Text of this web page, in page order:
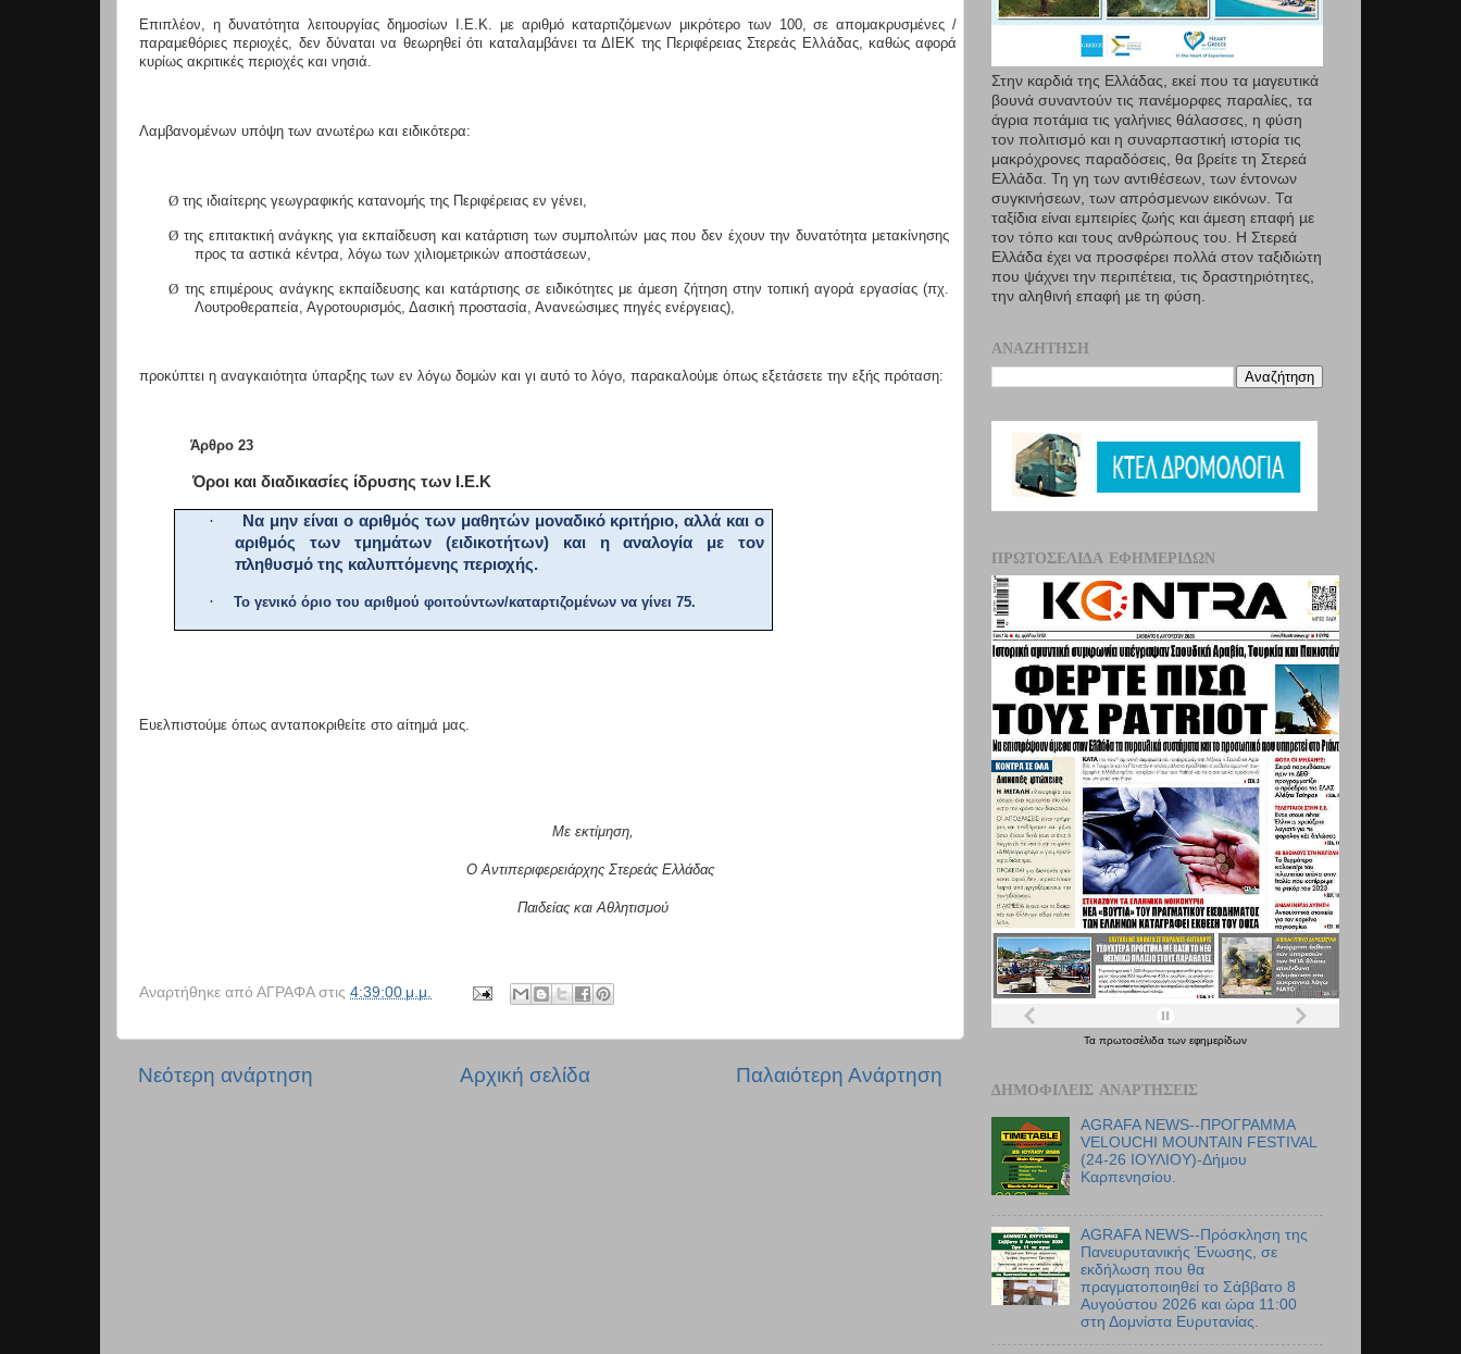
Επιπλέον, η δυνατότητα λειτουργίας δημοσίων Ι.Ε.Κ. με αριθμό καταρτιζόμενων μικρότερο των 100, σε απομακρυσμένες /
παραμεθόριες περιοχές, δεν δύναται να θεωρηθεί ότι καταλαμβάνει τα ΔΙΕΚ της Περιφέρειας Στερεάς Ελλάδας, καθώς αφορά
κυρίως ακριτικές περιοχές και νησιά.
Λαμβανομένων υπόψη των ανωτέρω και ειδικότερα:
Ø της ιδιαίτερης γεωγραφικής κατανομής της Περιφέρειας εν γένει,
Ø της επιτακτική ανάγκης για εκπαίδευση και κατάρτιση των συμπολιτών μας που δεν έχουν την δυνατότητα μετακίνησης
προς τα αστικά κέντρα, λόγω των χιλιομετρικών αποστάσεων,
Ø της επιμέρους ανάγκης εκπαίδευσης και κατάρτισης σε ειδικότητες με άμεση ζήτηση στην τοπική αγορά εργασίας (πχ.
Λουτροθεραπεία, Αγροτουρισμός, Δασική προστασία, Ανανεώσιμες πηγές ενέργειας),
προκύπτει η αναγκαιότητα ύπαρξης των εν λόγω δομών και γι αυτό το λόγο, παρακαλούμε όπως εξετάσετε την εξής πρόταση:
Άρθρο 23
Όροι και διαδικασίες ίδρυσης των Ι.Ε.Κ
·
Να μην είναι ο αριθμός των μαθητών μοναδικό κριτήριο, αλλά και ο
αριθμός των τμημάτων (ειδικοτήτων) και η αναλογία με τον
πληθυσμό της καλυπτόμενης περιοχής.
· Το γενικό όριο του αριθμού φοιτούντων/καταρτιζομένων να γίνει 75.
Ευελπιστούμε όπως ανταποκριθείτε στο αίτημά μας.
Με εκτίμηση,
Ο Αντιπεριφερειάρχης Στερεάς Ελλάδας
Παιδείας και Αθλητισμού
Αναρτήθηκε από ΑΓΡΑΦΑ στις 4:39:00 μ.μ.
Νεότερη ανάρτηση Παλαιότερη Ανάρτηση
Αρχική σελίδα
Στην καρδιά της Ελλάδας, εκεί που τα µαγευτικά
βουνά συναντούν τις πανέμορφες παραλίες, τα
άγρια ποτάμια τις γαλήνιες θάλασσες, η φύση
τον πολιτισμό και η συναρπαστική ιστορία τις
μακρόχρονες παραδόσεις, θα βρείτε τη Στερεά
Ελλάδα. Τη γη των αντιθέσεων, των έντονων
συγκινήσεων, των απρόσμενων εικόνων. Τα
ταξίδια είναι εμπειρίες ζωής και άμεση επαφή µε
τον τόπο και τους ανθρώπους του. Η Στερεά
Ελλάδα έχει να προσφέρει πολλά στον ταξιδιώτη
που ψάχνει την περιπέτεια, τις δραστηριότητες,
την αληθινή επαφή µε τη φύση.
ΑΝΑΖΉΤΗΣΗ
ΠΡΩΤΟΣΈΛΙΔΑ ΕΦΗΜΕΡΊΔΩΝ
Τα πρωτοσέλιδα των εφημερίδων
ΔΗΜΟΦΙΛΕΊΣ ΑΝΑΡΤΉΣΕΙΣ
AGRAFA NEWS--ΠΡΟΓΡΑΜΜΑ
VELOUCHI MOUNTAIN FESTIVAL
(24-26 ΙΟΥΛΙΟΥ)-Δήμου
Καρπενησίου.
AGRAFA NEWS--Πρόσκληση της
Πανευρυτανικής Ένωσης, σε
εκδήλωση που θα
πραγματοποιηθεί το Σάββατο 8
Αυγούστου 2026 και ώρα 11:00
στη Δομνίστα Ευρυτανίας.